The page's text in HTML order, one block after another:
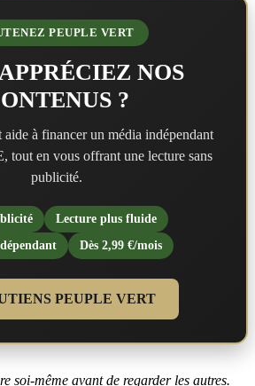
PEUPLE VERT
NOS
?
aide à financer un média indépendant
tout en vous offrant une lecture sans
publicité.
Lecture plus fluide
Dès 2,99 €/mois
PEUPLE VERT
soi-même avant de regarder les autres.